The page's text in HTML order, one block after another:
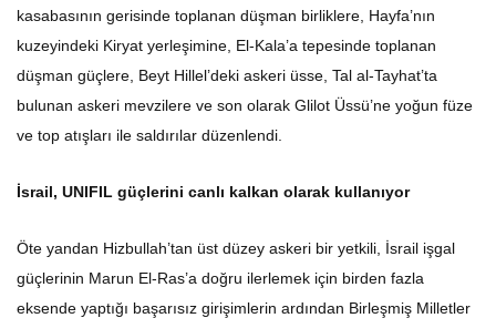
kasabasının gerisinde toplanan düşman birliklere, Hayfa’nın
kuzeyindeki Kiryat yerleşimine, El-Kala’a tepesinde toplanan
düşman güçlere, Beyt Hillel’deki askeri üsse, Tal al-Tayhat’ta
bulunan askeri mevzilere ve son olarak Glilot Üssü’ne yoğun füze
ve top atışları ile saldırılar düzenlendi.
İsrail, UNIFIL güçlerini canlı kalkan olarak kullanıyor
Öte yandan Hizbullah’tan üst düzey askeri bir yetkili, İsrail işgal
güçlerinin Marun El-Ras’a doğru ilerlemek için birden fazla
eksende yaptığı başarısız girişimlerin ardından Birleşmiş Milletler